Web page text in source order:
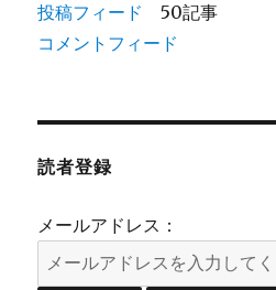
投稿フィード
50記事
コメントフィード
読者登録
メールアドレス：